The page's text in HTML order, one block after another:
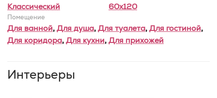
Классический 60x120
Помещение
Для ванной,Для душа,Для туалета,Для гостиной,
Для коридора,Для кухни,Для прихожей
Интерьеры